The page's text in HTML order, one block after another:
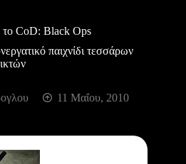
το CoD: Black Ops
παιχνίδι τεσσάρων
11 Μαΐου, 2010